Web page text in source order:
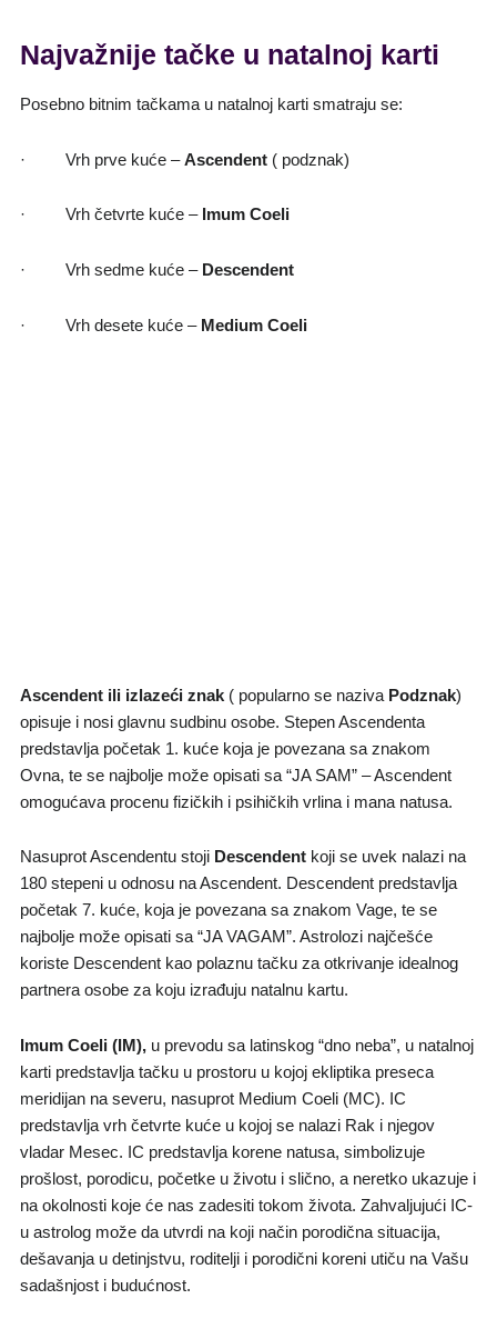
Najvažnije tačke u natalnoj karti
Posebno bitnim tačkama u natalnoj karti smatraju se:
· Vrh prve kuće –Ascendent ( podznak)
· Vrh četvrte kuće – Imum Coeli
· Vrh sedme kuće – Descendent
· Vrh desete kuće – Medium Coeli
Ascendent ili izlazeći znak( popularno se nazivaPodznak)
opisuje i nosi glavnu sudbinu osobe. Stepen Ascendenta
predstavlja početak 1. kuće koja je povezana sa znakom
Ovna, te se najbolje može opisati sa “JA SAM” – Ascendent
omogućava procenu fizičkih i psihičkih vrlina i mana natusa.
Nasuprot Ascendentu stoji Descendentkoji se uvek nalazi na
180 stepeni u odnosu na Ascendent. Descendent predstavlja
početak 7. kuće, koja je povezana sa znakom Vage, te se
najbolje može opisati sa “JA VAGAM”. Astrolozi najčešće
koriste Descendent kao polaznu tačku za otkrivanje idealnog
partnera osobe za koju izrađuju natalnu kartu.
Imum Coeli (IM),u prevodu sa latinskog “dno neba”, u natalnoj
karti predstavlja tačku u prostoru u kojoj ekliptika preseca
meridijan na severu, nasuprot Medium Coeli (MC). IC
predstavlja vrh četvrte kuće u kojoj se nalazi Rak i njegov
vladar Mesec. IC predstavlja korene natusa, simbolizuje
prošlost, porodicu, početke u životu i slično, a neretko ukazuje i
na okolnosti koje će nas zadesiti tokom života. Zahvaljujući IC-
u astrolog može da utvrdi na koji način porodična situacija,
dešavanja u detinjstvu, roditelji i porodični koreni utiču na Vašu
sadašnjost i budućnost.